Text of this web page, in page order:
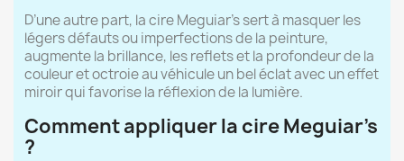
D’une autre part, la cire Meguiar’s sert à masquer les
légers défauts ou imperfections de la peinture,
augmente la brillance, les reflets et la profondeur de la
couleur et octroie au véhicule un bel éclat avec un effet
miroir qui favorise la réflexion de la lumière.
Comment appliquer la cire Meguiar's
?